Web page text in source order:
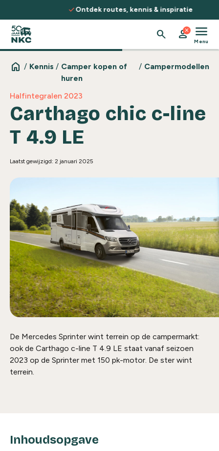
Ontdek routes, kennis & inspiratie
search person
close menu
Menu
home / Kennis / Camper kopen of
huren
/ Campermodellen
Halfintegralen 2023
Carthago chic c-line
T 4.9 LE
Laatst gewijzigd: 2 januari 2025
De Mercedes Sprinter wint terrein op de campermarkt:
ookde Carthago c-line T 4.9 LE staat vanaf seizoen
2023 op de Sprinter met 150 pk-motor. De ster wint
terrein.
Inhoudsopgave